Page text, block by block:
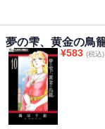
夢の雫、黄金の鳥
¥583 (税込)